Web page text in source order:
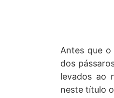
Antes que
dos
levados ao
neste título